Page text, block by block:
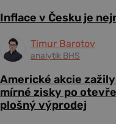
Inflace v Česku je
Timur Barotov
analytik BHS
Americké akcie
mírné zisky po
plošný výprodej